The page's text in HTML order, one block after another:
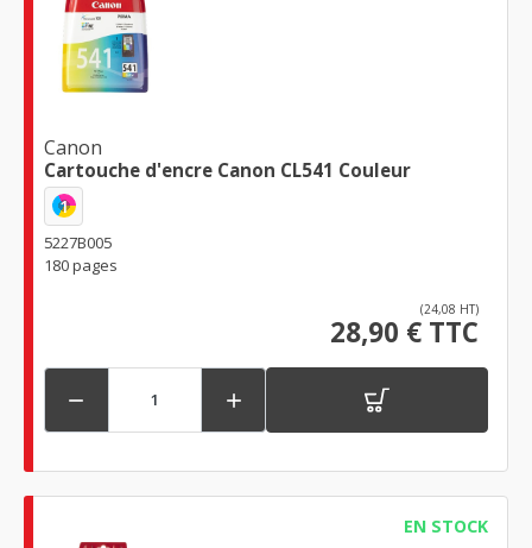
Canon
Cartouche d'encre Canon CL541 Couleur
1
5227B005
180 pages
(24,08 HT)
28,90 € TTC
 
EN STOCK